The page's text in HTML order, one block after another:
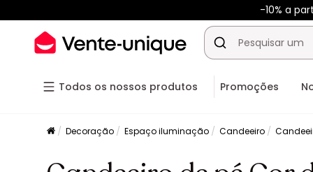
-10% a
Todos os nossos produtos Promoções
Decoração Espaço iluminação Candeeiro